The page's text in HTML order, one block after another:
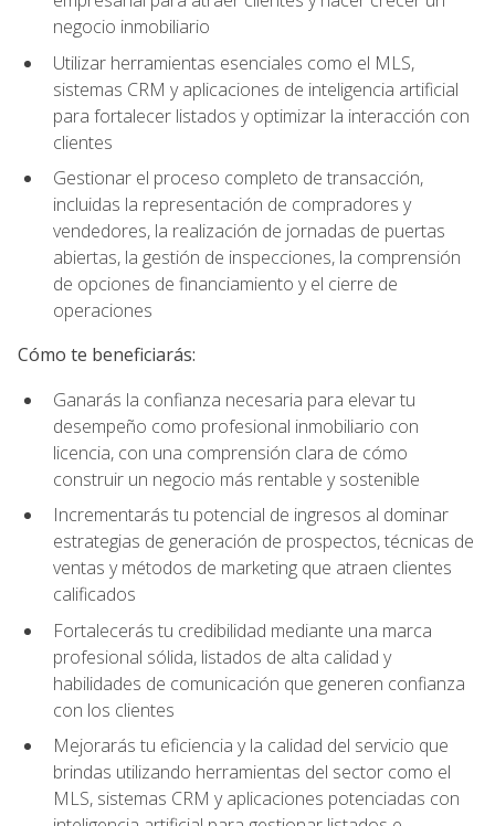
negocio inmobiliario
Utilizar herramientas esenciales como el MLS,
sistemas CRM y aplicaciones de inteligencia artificial
para fortalecer listados y optimizar la interacción con
clientes
Gestionar el proceso completo de transacción,
incluidas la representación de compradores y
vendedores, la realización de jornadas de puertas
abiertas, la gestión de inspecciones, la comprensión
de opciones de financiamiento y el cierre de
operaciones
Cómo te beneficiarás:
Ganarás la confianza necesaria para elevar tu
desempeño como profesional inmobiliario con
licencia, con una comprensión clara de cómo
construir un negocio más rentable y sostenible
Incrementarás tu potencial de ingresos al dominar
estrategias de generación de prospectos, técnicas de
ventas y métodos de marketing que atraen clientes
calificados
Fortalecerás tu credibilidad mediante una marca
profesional sólida, listados de alta calidad y
habilidades de comunicación que generen confianza
con los clientes
Mejorarás tu eficiencia y la calidad del servicio que
brindas utilizando herramientas del sector como el
MLS, sistemas CRM y aplicaciones potenciadas con